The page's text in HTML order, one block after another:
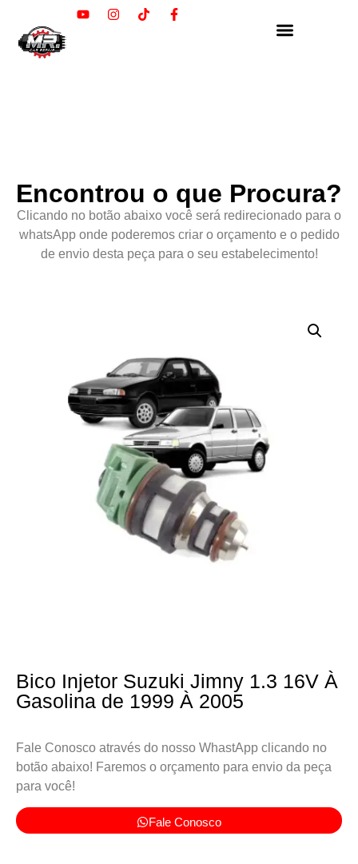
Encontrou o que Procura?
Clicando no botão abaixo você será redirecionado para o
whatsApp onde poderemos criar o orçamento e o pedido
de envio desta peça para o seu estabelecimento!
Bico Injetor Suzuki Jimny 1.3 16V À
Gasolina de 1999 À 2005
Fale Conosco através do nosso WhastApp clicando no
botão abaixo! Faremos o orçamento para envio da peça
para você!
Fale Conosco